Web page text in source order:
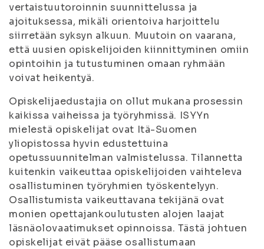
vertaistuutoroinnin suunnittelussa ja
ajoituksessa, mikäli orientoiva harjoittelu
siirretään syksyn alkuun. Muutoin on vaarana,
että uusien opiskelijoiden kiinnittyminen omiin
opintoihin ja tutustuminen omaan ryhmään
voivat heikentyä.
Opiskelijaedustajia on ollut mukana prosessin
kaikissa vaiheissa ja työryhmissä. ISYYn
mielestä opiskelijat ovat Itä-Suomen
yliopistossa hyvin edustettuina
opetussuunnitelman valmistelussa. Tilannetta
kuitenkin vaikeuttaa opiskelijoiden vaihteleva
osallistuminen työryhmien työskentelyyn.
Osallistumista vaikeuttavana tekijänä ovat
monien opettajankoulutusten alojen laajat
läsnäolovaatimukset opinnoissa. Tästä johtuen
opiskelijat eivät pääse osallistumaan